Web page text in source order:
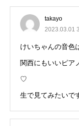
takayo
2023.03.01
けいちゃんの音色
関西にもいいピア
♡
生で見てみたいで